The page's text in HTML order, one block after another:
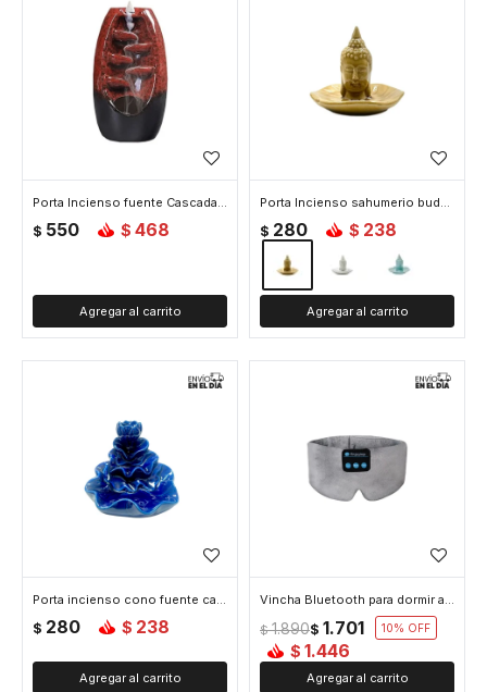
Porta Incienso fuente Cascada de ceramica para cono 17*8 cm - Rojo
$ 550 $ 468
Porta Incienso sahumerio buda redondo - Amarillo
$ 280 $ 238
Porta incienso cono fuente cascada de ceramica en forma de flor - Azul
$ 280 $ 238
Vincha Bluetooth para dormir antiestrés - Gris
$ 1.701
$ 1.890 10
$ 1.446